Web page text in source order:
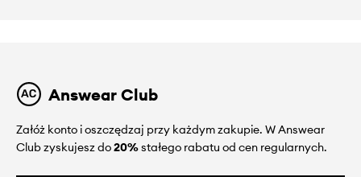
Answear Club
Załóż konto i oszczędzaj przy każdym zakupie. W Answear
Club zyskujesz do20%stałego rabatu od cen regularnych.